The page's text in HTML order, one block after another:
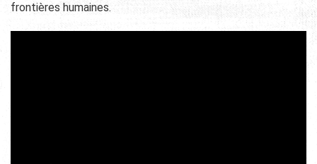
frontières humaines.